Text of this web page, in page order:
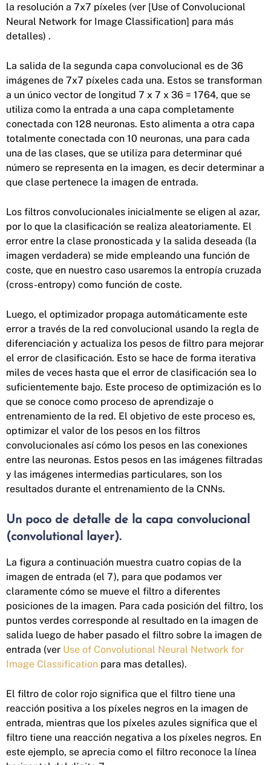
la resolución a 7x7 píxeles (ver [Use of Convolucional
Neural Network for Image Classification] para más
detalles) .
La salida de la segunda capa convolucional es de 36
imágenes de 7x7 píxeles cada una. Estos se transforman
a un único vector de longitud 7 x 7 x 36 = 1764, que se
utiliza como la entrada a una capa completamente
conectada con 128 neuronas. Esto alimenta a otra capa
totalmente conectada con 10 neuronas, una para cada
una de las clases, que se utiliza para determinar qué
número se representa en la imagen, es decir determinar a
que clase pertenece la imagen de entrada.
Los filtros convolucionales inicialmente se eligen al azar,
por lo que la clasificación se realiza aleatoriamente. El
error entre la clase pronosticada y la salida deseada (la
imagen verdadera) se mide empleando una función de
coste, que en nuestro caso usaremos la entropía cruzada
(cross-entropy) como función de coste.
Luego, el optimizador propaga automáticamente este
error a través de la red convolucional usando la regla de
diferenciación y actualiza los pesos de filtro para mejorar
el error de clasificación. Esto se hace de forma iterativa
miles de veces hasta que el error de clasificación sea lo
suficientemente bajo. Este proceso de optimización es lo
que se conoce como proceso de aprendizaje o
entrenamiento de la red. El objetivo de este proceso es,
optimizar el valor de los pesos en los filtros
convolucionales así cómo los pesos en las conexiones
entre las neuronas. Estos pesos en las imágenes filtradas
y las imágenes intermedias particulares, son los
resultados durante el entrenamiento de la CNNs.
Un poco de detalle de la capa convolucional
(convolutional layer).
La figura a continuación muestra cuatro copias de la
imagen de entrada (el 7), para que podamos ver
claramente cómo se mueve el filtro a diferentes
posiciones de la imagen. Para cada posición del filtro, los
puntos verdes corresponde al resultado en la imagen de
salida luego de haber pasado el filtro sobre la imagen de
entrada (ver Use of Convolutional Neural Network for
Image Classification para mas detalles).
El filtro de color rojo significa que el filtro tiene una
reacción positiva a los píxeles negros en la imagen de
entrada, mientras que los píxeles azules significa que el
filtro tiene una reacción negativa a los píxeles negros. En
este ejemplo, se aprecia como el filtro reconoce la línea